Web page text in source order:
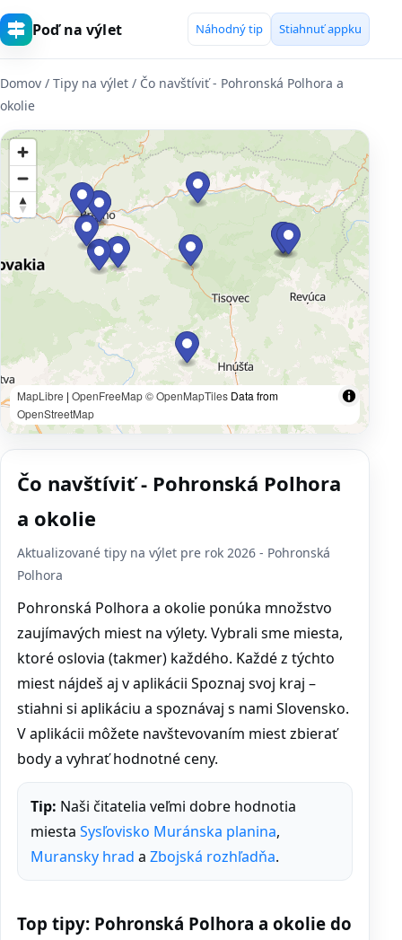
Poď na výlet Náhodný tip Stiahnuť appku
Domov / Tipy na výlet / Čo navštíviť - Pohronská Polhora a
okolie
MapLibre | OpenFreeMap© OpenMapTiles Data from
OpenStreetMap
Čo navštíviť - Pohronská Polhora
a okolie
Aktualizované tipy na výlet pre rok 2026 - Pohronská
Polhora
Pohronská Polhora a okolie ponúka množstvo
zaujímavých miest na výlety. Vybrali sme miesta,
ktoré oslovia (takmer) každého. Každé z týchto
miest nájdeš aj v aplikácii Spoznaj svoj kraj –
stiahni si aplikáciu a spoznávaj s nami Slovensko.
V aplikácii môžete navštevovaním miest zbierať
body a vyhrať hodnotné ceny.
Tip: Naši čitatelia veľmi dobre hodnotia
miesta Sysľovisko Muránska planina,
Muransky hrad a Zbojská rozhľadňa.
Top tipy: Pohronská Polhora a okolie do